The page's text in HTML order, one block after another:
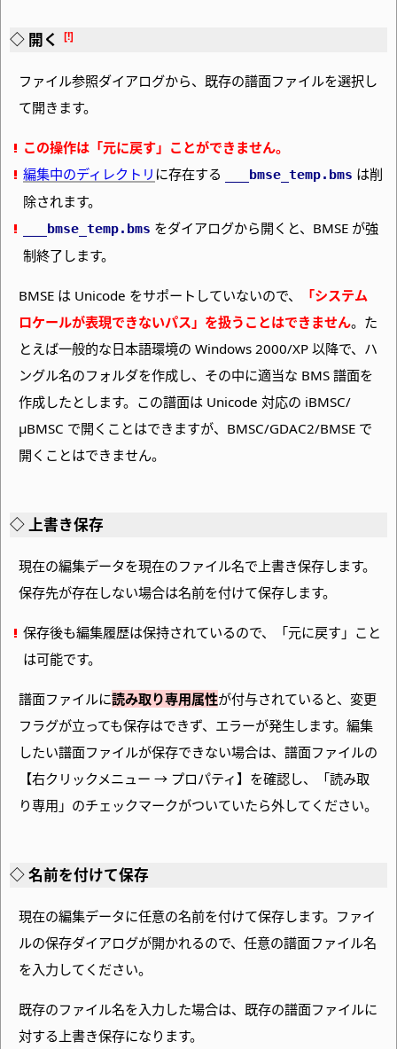
開く
ファイル参照ダイアログから、既存の譜面ファイルを選択し
て開きます。
この操作は「元に戻す」ことができません。
編集中のディレクトリ に存在する ___bmse_temp.bms は削
除されます。
___bmse_temp.bms をダイアログから開くと、 BMSE が強
制終了します。
BMSE は Unicode をサポートしていないので、
「システム
ロケールが表現できないパス」を扱うことはできません。た
とえば一般的な日本語環境の Windows 2000/XP 以降で、ハ
ングル名のフォルダを作成し、その中に適当な BMS 譜面を
作成したとします。この譜面は Unicode 対応の iBMSC/
μBMSC で開くことはできますが、 BMSC/GDAC2/BMSE で
開くことはできません。
上書き保存
現在の編集データを現在のファイル名で上書き保存します。
保存先が存在しない場合は名前を付けて保存します。
保存後も編集履歴は保持されているので、
「元に戻す」こと
は可能です。
譜面ファイルに読み取り専用属性が付与されていると、変更
フラグが立っても保存はできず、エラーが発生します。編集
したい譜面ファイルが保存できない場合は、譜面ファイルの
【右クリックメニュー → プロパティ】を確認し、
「読み取
り専用」のチェックマークがついていたら外してください。
名前を付けて保存
現在の編集データに任意の名前を付けて保存します。ファイ
ルの保存ダイアログが開かれるので、任意の譜面ファイル名
を入力してください。
既存のファイル名を入力した場合は、既存の譜面ファイルに
対する上書き保存になります。